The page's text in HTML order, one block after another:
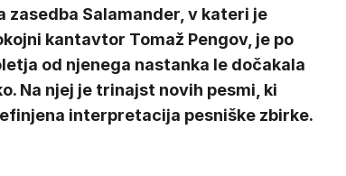
zasedba Salamander, v kateri je
kantavtor Tomaž Pengov, je po
od njenega nastanka le dočakala
Na njej je trinajst novih pesmi, ki
interpretacija pesniške zbirke.